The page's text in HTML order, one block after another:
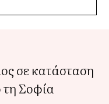
σε κατάσταση
τη Σοφία